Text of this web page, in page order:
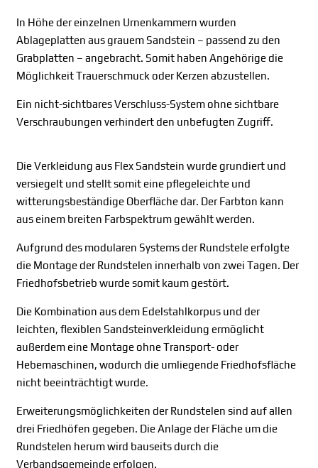
In Höhe der einzelnen Urnenkammern wurden
Ablageplatten aus grauem Sandstein – passend zu den
Grabplatten – angebracht. Somit haben Angehörige die
Möglichkeit Trauerschmuck oder Kerzen abzustellen.
Ein nicht-sichtbares Verschluss-System ohne sichtbare
Verschraubungen verhindert den unbefugten Zugriff.
Die Verkleidung aus Flex Sandstein wurde grundiert und
versiegelt und stellt somit eine pflegeleichte und
witterungsbeständige Oberfläche dar. Der Farbton kann
aus einem breiten Farbspektrum gewählt werden.
Aufgrund des modularen Systems der Rundstele erfolgte
die Montage der Rundstelen innerhalb von zwei Tagen. Der
Friedhofsbetrieb wurde somit kaum gestört.
Die Kombination aus dem Edelstahlkorpus und der
leichten, flexiblen Sandsteinverkleidung ermöglicht
außerdem eine Montage ohne Transport- oder
Hebemaschinen, wodurch die umliegende Friedhofsfläche
nicht beeinträchtigt wurde.
Erweiterungsmöglichkeiten der Rundstelen sind auf allen
drei Friedhöfen gegeben. Die Anlage der Fläche um die
Rundstelen herum wird bauseits durch die
Verbandsgemeinde erfolgen.